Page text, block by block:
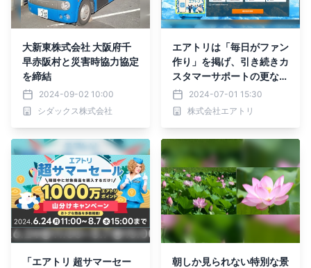
大新東株式会社 大阪府千
早赤阪村と災害時協力協定
を締結
2024-09-02 10:00
シダックス株式会社
エアトリは「毎日がファン
作り」を掲げ、引き続きカ
スタマーサポートの更なる
向上を目指し、お客様体験
向上キャンペーン第三弾を
実施！
2024-07-01 15:30
株式会社エアトリ
「エアトリ 超サマーセー
朝しか見られない特別な景